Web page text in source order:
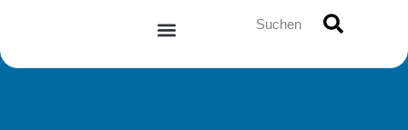
springen
Suche